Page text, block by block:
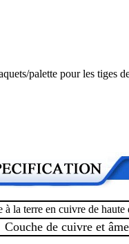
palette pour les tiges
à la terre en cuivre de
Couche de cuivre et